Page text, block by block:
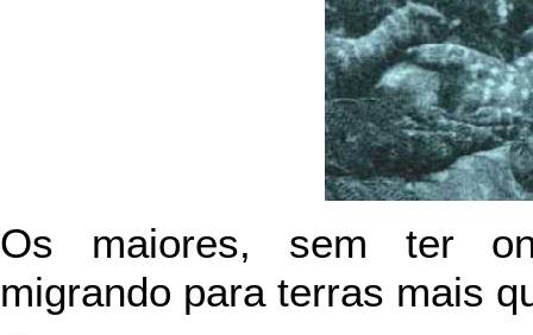
Os maiores, sem ter
migrando para terras mais